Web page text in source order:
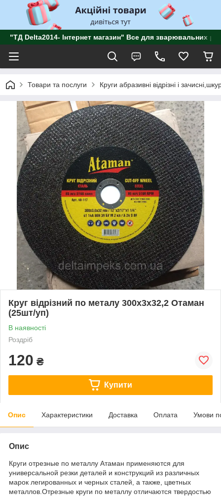
"ТД Delta2014- Інтернет магазин" Все для зварювальних
Товари та послуги Круги абразивні відрізні і
Круг відрізний по металу 300х3х32,2 Отаман
(25шт/уп)
В наявності
Роздріб
120 ₴
Купити
Опис Характеристики Доставка Оплата Умови
Опис
Круги отрезные по металлу Атаман применяются для
универсальной резки деталей и конструкций из различных
марок легированных и черных сталей, а также, цветных
металлов.Отрезные круги по металлу отличаются твердостью